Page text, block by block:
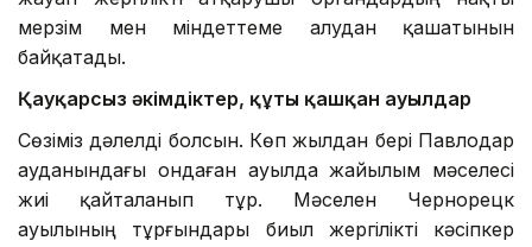
мерзім мен міндеттеме алудан қашатынын
байқатады.
Қауқарсыз әкімдіктер, құты қашқан ауылдар
Сөзіміз дәлелді болсын. Көп жылдан бері Павлодар
ауданындағы ондаған ауылда жайылым мәселесі
жиі қайталанып тұр. Мәселен Чернорецк
ауылының тұрғындары биыл жергілікті кәсіпкер